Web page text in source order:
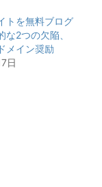
トを無料ブログ
な2つの欠陥、
メイン奨励
日